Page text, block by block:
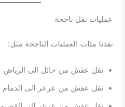
عمليات نقل ناجحة
نفذنا مئات العمليات الناجحة مثل:
نقل عفش من حائل الى الرياض
نقل عفش من عرعر الى الدمام